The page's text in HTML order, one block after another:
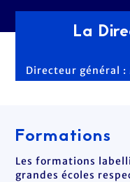
La
Directeur général :
Formations
Les formations
grandes écoles